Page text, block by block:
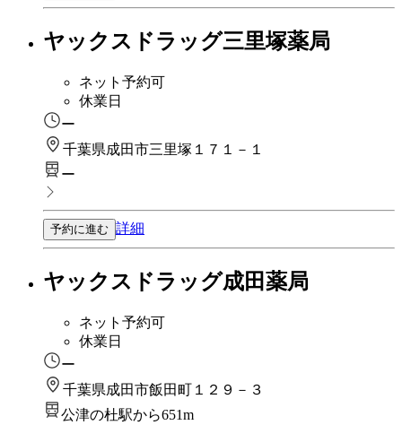
ヤックスドラッグ三里塚薬局
ネット予約可
休業日
ー
千葉県成田市三里塚１７１－１
ー
予約に進む 詳細
ヤックスドラッグ成田薬局
ネット予約可
休業日
ー
千葉県成田市飯田町１２９－３
公津の杜駅から651m